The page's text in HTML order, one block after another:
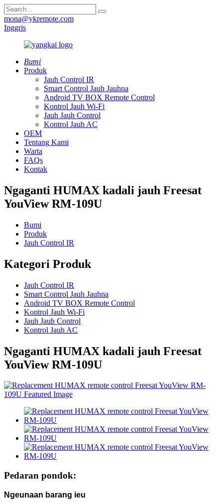
mona@ykremote.com
Inggris
Bumi
Produk
Jauh Control IR
Smart Control Jauh Jauhna
Android TV BOX Remote Control
Kontrol Jauh Wi-Fi
Jauh Jauh Control
Kontrol Jauh AC
OEM
Tentang Kami
Warta
FAQs
Kontak
Ngaganti HUMAX kadali jauh Freesat
YouView RM-109U
Bumi
Produk
Jauh Control IR
Kategori Produk
Jauh Control IR
Smart Control Jauh Jauhna
Android TV BOX Remote Control
Kontrol Jauh Wi-Fi
Jauh Jauh Control
Kontrol Jauh AC
Ngaganti HUMAX kadali jauh Freesat
YouView RM-109U
Pedaran pondok:
Ngeunaan barang ieu